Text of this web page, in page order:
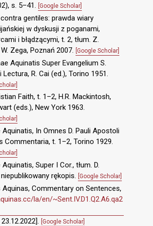
s. 5–41. [Google Scholar]
gentiles: prawda wiary
w dyskusji z poganami,
i błądzącymi, t. 2, tłum. Z.
W. Zega, Poznań 2007. [Google Scholar]
Aquinatis Super Evangelium S.
Lectura, R. Cai (ed.), Torino 1951.
Faith, t. 1–2, H.R. Mackintosh,
(eds.), New York 1963.
In Omnes D. Pauli Apostoli
Commentaria, t. 1–2, Torino 1929.
Super I Cor., tłum. D.
rękopis. [Google Scholar]
Commentary on Sentences,
la/en/~Sent.IV.D1.Q2.A6.qa2
[Google Scholar]